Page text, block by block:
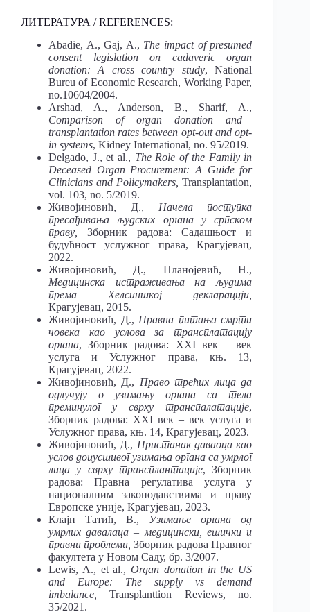
ЛИТЕРАТУРА / REFERENCES:
Abadie, A., Gaj, A., The impact of presumed
consent legislation on cadaveric organ
donation: A cross country study, National
Bureu of Economic Rеsearch, Working Paper,
no.10604/2004.
Arshad, A., Anderson, B., Sharif, A.,
Comparison of organ donation and
transplantation rates between opt-out and opt-
in systems, Kidney International, no. 95/2019.
Delgado, J., et al., The Role of the Family in
Deceased Organ Procurement: A Guide for
Clinicians and Policymakers, Transplantation,
vol. 103, no. 5/2019.
Живојиновић, Д., Начела поступка
пресађивања људских органа у српском
праву,
Зборник радова: Садашњост и
будућност услужног права, Крагујевац,
2022.
Живојиновић, Д., Планојевић, Н.,
Медицинска истраживања на људима
према Хелсиншкој декларацији,
Крагујевац, 2015.
Живојиновић, Д., Правна питања смрти
човека као услова за трансплатацију
органа, Зборник радова: XXI век – век
услуга и Услужног права, књ. 13,
Крагујевац, 2022.
Живојиновић, Д., Право трећих лица да
одлучују о узимању органа са тела
преминулог у сврху транспалатације,
Зборник радова: XXI век – век услуга и
Услужног права, књ. 14, Крагујевац, 2023.
Живојиновић, Д., Пристанак даваоца као
услов допустивог узимања органа са умрлог
лица у сврху трансплантације, Зборник
радова: Правна регулатива услуга у
националним законодавствима и праву
Европске уније, Крагујевац, 2023.
Клајн Татић, В., Узимање органа од
умрлих давалаца – медицински, етички и
правни проблеми, Зборник радова Правног
факултета у Новом Саду, бр. 3/2007.
Lewis, A., et al.,Organ donation in the US
and Europe: The supply vs demand
imbalance,
Transplanttion Reviews, no.
35/2021.